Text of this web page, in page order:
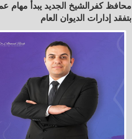
محافظ كفرالشيخ الجديد يبدأ مهام
بتفقد إدارات الديوان العام